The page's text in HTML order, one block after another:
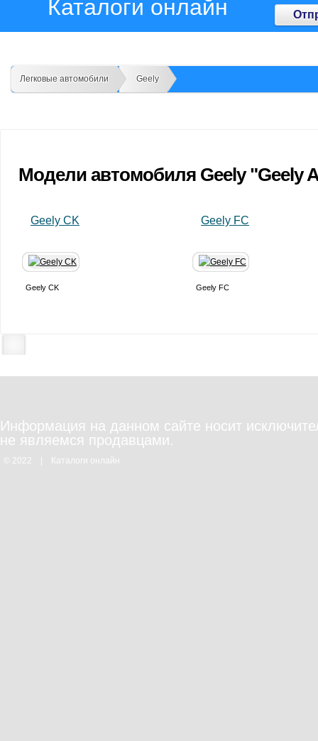
Каталоги онлайн
Легковые автомобили Geely
Модели автомобиля Geely "Geely
Geely CK
Geely CK
Geely FC
Geely FC
Информация на данном сайте носит
не являемся продавцами.
© 2022 | Каталоги онлайн